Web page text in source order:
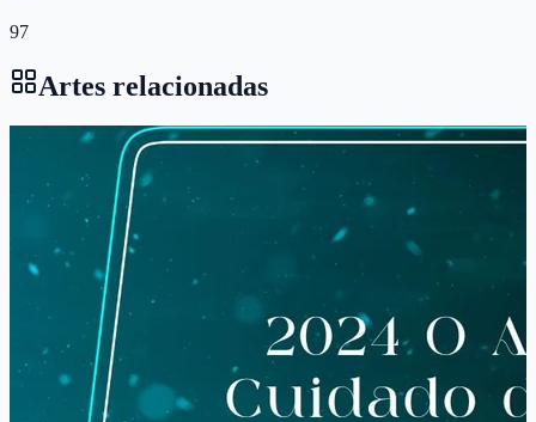
97
Artes relacionadas